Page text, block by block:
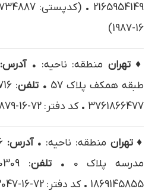
16-1987)
♦ تهران منطقه: ناحیه: • آدرس:
طبقه همکف پلاک 57
• تلفن
3761866477 • کد دفتر: 72-16-1879)
♦ تهران منطقه: ناحیه: • آدرس:
مدرسه پلاک 0
• تلفن
1869145855 • کد دفتر: 72-16-2047)